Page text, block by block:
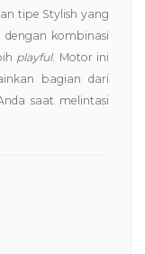
tipe Stylish yang
dengan kombinasi
playful. Motor ini
bagian dari
saat melintasi